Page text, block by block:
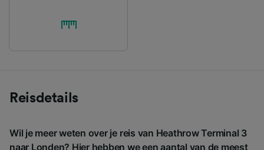
Reisdetails
Wil je meer weten over je reis van Heathrow Terminal 3
naar Londen? Hier hebben we een aantal van de meest